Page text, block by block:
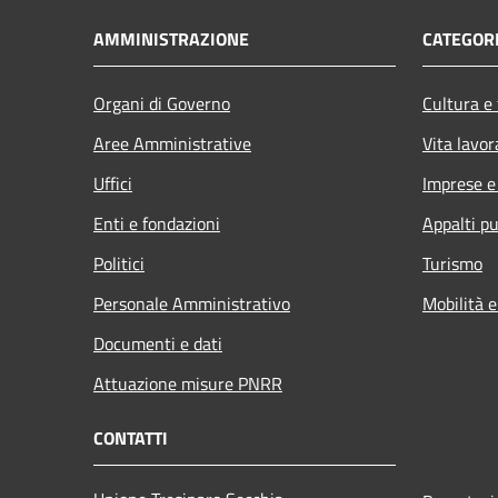
AMMINISTRAZIONE
Organi di Governo
Aree Amministrative
Uffici
Enti e fondazioni
Politici
Personale Amministrativo
Documenti e dati
Attuazione misure PNRR
Cultura
Vita
Imprese
Appalti
Turismo
Mobilità
CONTATTI